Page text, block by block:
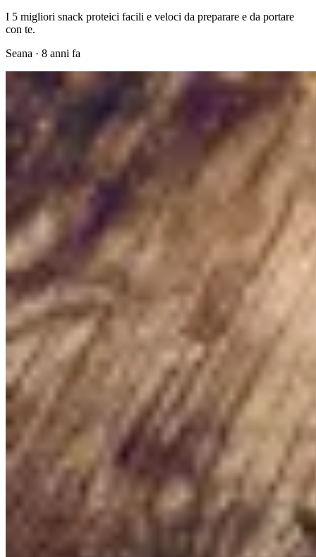
I 5 migliori snack proteici facili e veloci da preparare e da portare
con te.
Seana · 8 anni fa